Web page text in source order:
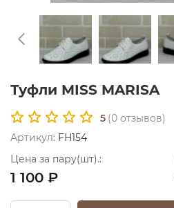
Туфли MISS MARISA
5 (0 отзывов)
Артикул: FH154
Цена за пару(шт).:
1 100 ₽